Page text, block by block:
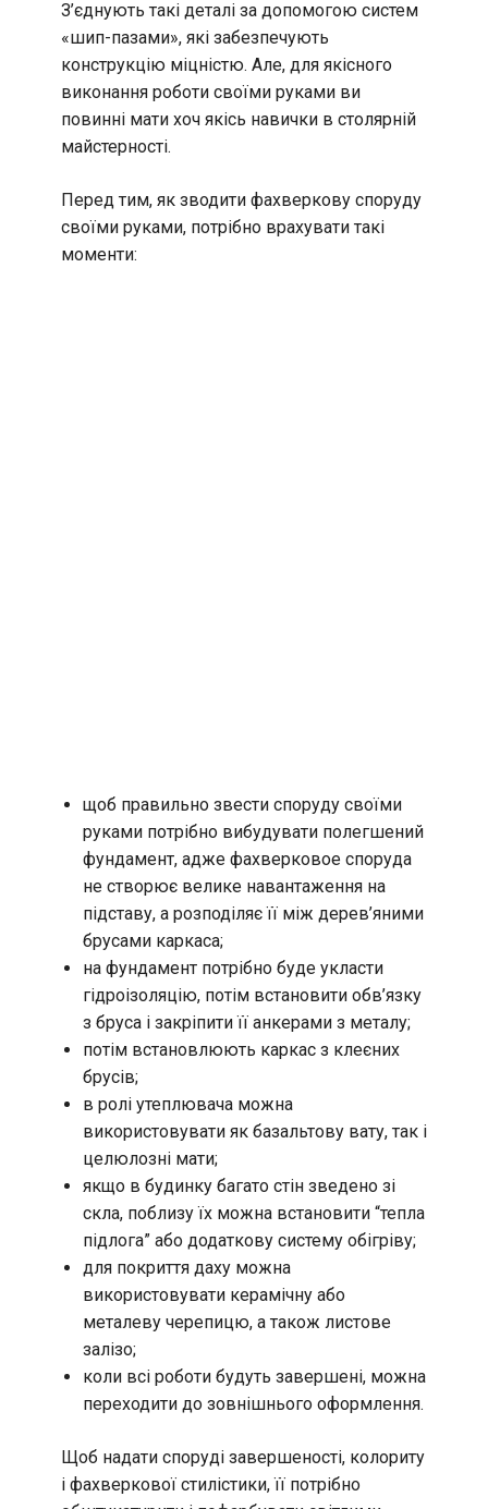
З’єднують такі деталі за допомогою систем
«шип-пазами», які забезпечують
конструкцію міцністю. Але, для якісного
виконання роботи своїми руками ви
повинні мати хоч якісь навички в столярній
майстерності.
Перед тим, як зводити фахверкову споруду
своїми руками, потрібно врахувати такі
моменти:
щоб правильно звести споруду своїми
руками потрібно вибудувати полегшений
фундамент, адже фахверковое споруда
не створює велике навантаження на
підставу, а розподіляє її між дерев’яними
брусами каркаса;
на фундамент потрібно буде укласти
гідроізоляцію, потім встановити обв’язку
з бруса і закріпити її анкерами з металу;
потім встановлюють каркас з клеєних
брусів;
в ролі утеплювача можна
використовувати як базальтову вату, так і
целюлозні мати;
якщо в будинку багато стін зведено зі
скла, поблизу їх можна встановити “тепла
підлога” або додаткову систему обігріву;
для покриття даху можна
використовувати керамічну або
металеву черепицю, а також листове
залізо;
коли всі роботи будуть завершені, можна
переходити до зовнішнього оформлення.
Щоб надати споруді завершеності, колориту
і фахверкової стилістики, її потрібно